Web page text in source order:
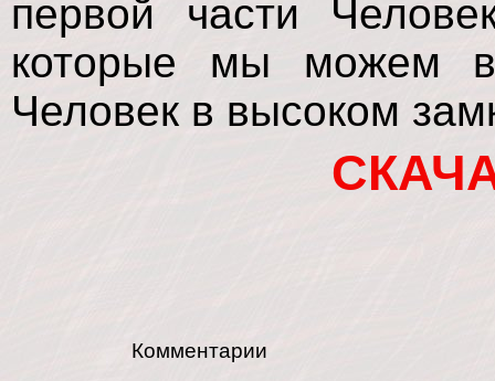
первой части
которые мы можем
Человек в высоком
Комментарии